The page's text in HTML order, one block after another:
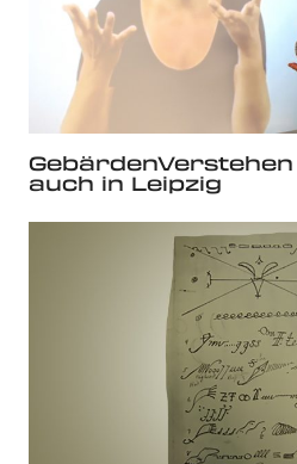
auch in Leipzig